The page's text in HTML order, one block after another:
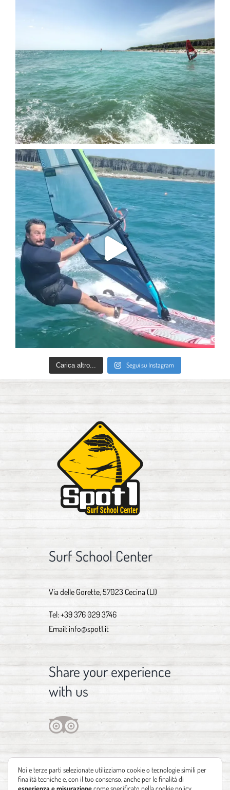
Carica altro... Segui su Instagram
Surf School Center
Via delle Gorette, 57023 Cecina (LI)
Tel:+39 376 029 3746
Email: info@spot1.it
Share your experience
with us
Noi e terze parti selezionate utilizziamo cookie o tecnologie simili per
finalità tecniche e, con il tuo consenso, anche per le finalità di
esperienza e misurazionecome specificato nellacookie policy